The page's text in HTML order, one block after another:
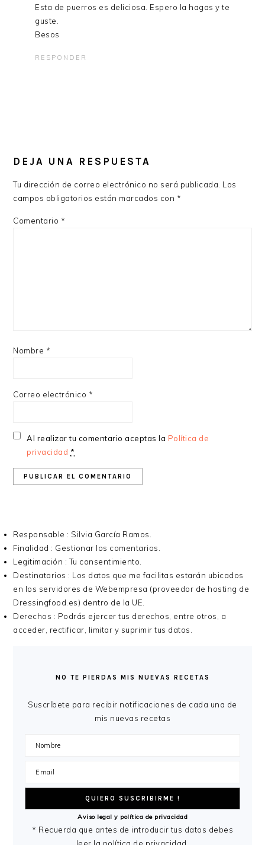
Esta de puerros es deliciosa. Espero la hagas y te
guste.
Besos
RESPONDER
DEJA UNA RESPUESTA
Tu dirección de correo electrónico no será publicada. Los
campos obligatorios están marcados con *
Comentario *
Nombre *
Correo electrónico *
Al realizar tu comentario aceptas la Política de
privacidad *
Responsable : Silvia García Ramos.
Finalidad : Gestionar los comentarios.
Legitimación : Tu consentimiento.
Destinatarios : Los datos que me facilitas estarán ubicados
en los servidores de Webempresa (proveedor de hosting de
Dressingfood.es) dentro de la UE.
Derechos : Podrás ejercer tus derechos, entre otros, a
acceder, rectificar, limitar y suprimir tus datos.
PRINCIPALNO TE PIERDAS MIS NUEVAS RECETAS
Suscríbete para recibir notificaciones de cada una de
mis nuevas recetas
Aviso legal y política de privacidad
* Recuerda que antes de introducir tus datos debes